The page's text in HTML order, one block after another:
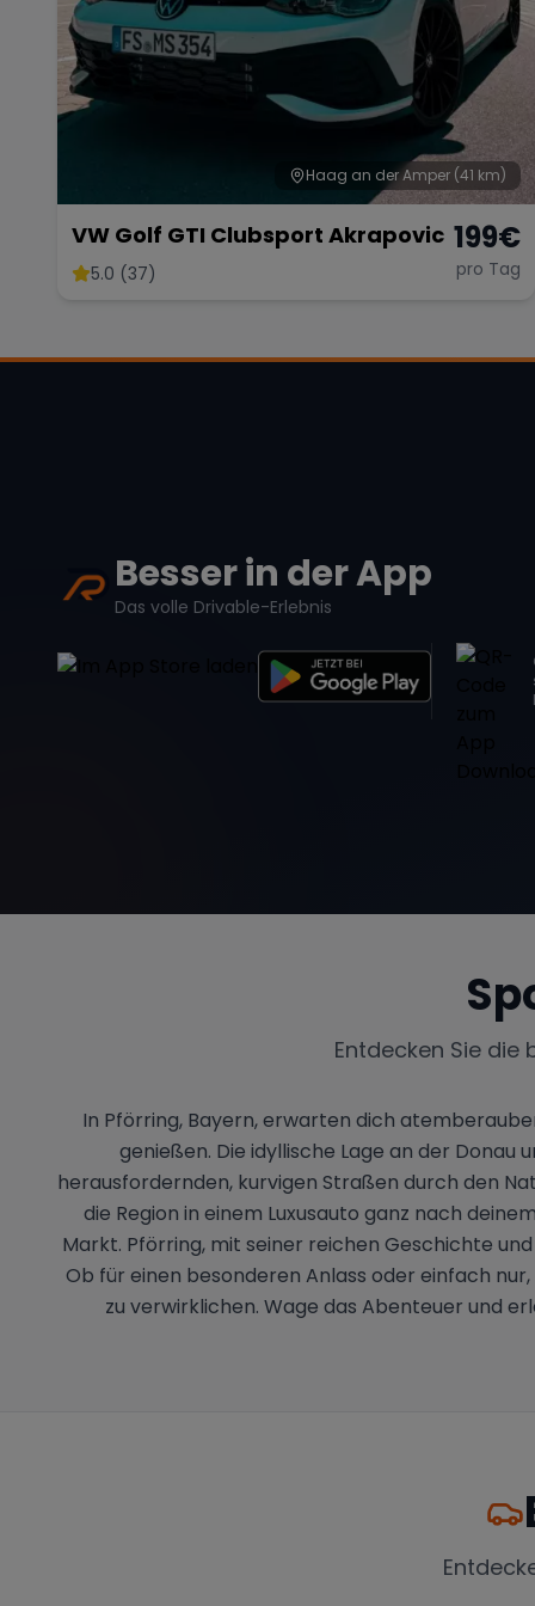
Haag an der Amper (41 km)
VW Golf GTI Clubsport Akrapovic
5.0 (37)
199€
pro Tag
Besser in der App
Das volle Drivable-Erlebnis
Entdecken Sie
In Pförring, Bayern, erwarten dich
genießen. Die idyllische Lage an der
herausfordernden, kurvigen Straßen durch den
die Region in einem Luxusauto ganz nach
Markt. Pförring, mit seiner reichen Geschichte
Ob für einen besonderen Anlass oder einfach
zu verwirklichen. Wage das Abenteuer und